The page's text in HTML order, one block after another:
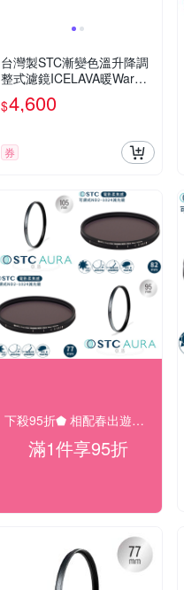
台灣製STC漸變色溫升降調
整式濾鏡ICELAVA暖Warm-t
o-Cold冷Fader 77mm濾鏡
(可調式)色溫濾鏡
$4,600
券
下殺95折⬟ 相配春出遊大促
滿1件享95折